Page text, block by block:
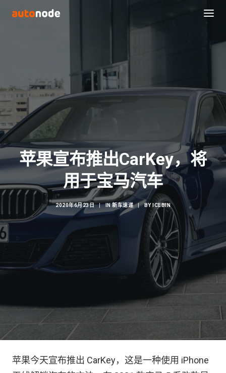
Search
苹果宣布推出CarKey，将
用于宝马汽车
2020年6月23日 | IN新车速递 | BY ICEBIN
苹果今天宣布推出 CarKey，这是一种使用 iPhone